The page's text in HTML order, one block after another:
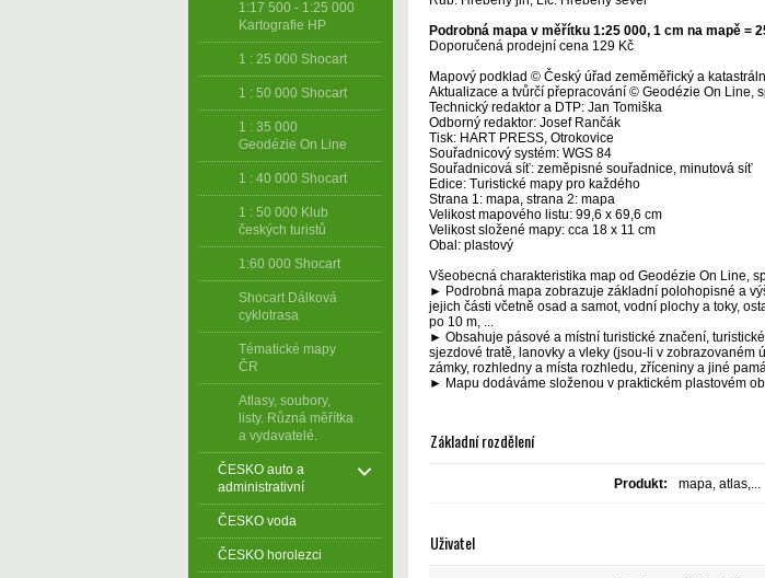
1:17 500 - 1:25 000
Kartografie HP
1 : 25 000 Shocart
1 : 50 000 Shocart
1 : 35 000
Geodézie On Line
1 : 40 000 Shocart
1 : 50 000 Klub
českých turistů
1:60 000 Shocart
Shocart Dálková
cyklotrasa
Tématické mapy
ČR
Atlasy, soubory,
listy. Různá měřítka
a vydavatelé.
ČESKO auto a
administrativní
ČESKO voda
ČESKO horolezci
Podrobná mapa v měřítku 1:25 000, 1 cm na mapě =
Doporučená prodejní cena 129 Kč
Mapový podklad © Český úřad zeměměřický a
Aktualizace a tvůrčí přepracování © Geodézie On Line,
Technický redaktor a DTP: Jan Tomiška
Odborný redaktor: Josef Rančák
Tisk: HART PRESS, Otrokovice
Souřadnicový systém: WGS 84
Souřadnicová síť: zeměpisné souřadnice, minutová síť
Edice: Turistické mapy pro každého
Strana 1: mapa, strana 2: mapa
Velikost mapového listu: 99,6 x 69,6 cm
Velikost složené mapy: cca 18 x 11 cm
Obal: plastový
Všeobecná charakteristika map od Geodézie On Line,
► Podrobná mapa zobrazuje základní polohopisné a
jejich části včetně osad a samot, vodní plochy a toky,
po 10 m, ...
► Obsahuje pásové a místní turistické značení,
sjezdové tratě, lanovky a vleky (jsou-li v zobrazovaném
zámky, rozhledny a místa rozhledu, zříceniny a jiné
► Mapu dodáváme složenou v praktickém plastovém
Základní rozdělení
Produkt: mapa, atlas,...
Uživatel